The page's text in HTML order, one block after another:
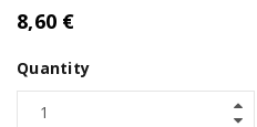
8,60 €
Quantity